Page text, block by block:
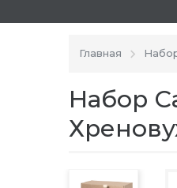
Главная
Набор